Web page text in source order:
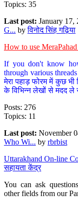
Topics: 35
Last post: January 17,
G... byविनोद सिंह गढ़िया
How to use
If you don't know
through various
मेरा पहाड़ फोरम में कुछ
के विभिन्न लेखों से मदद
Posts: 276
Topics: 11
Last post: November
Who Wi... by rbrbist
Uttarakhand On-line
सहायता केंद्र
You can ask
other fields from our